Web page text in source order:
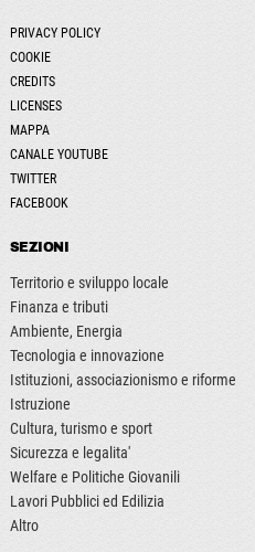
PRIVACY POLICY
COOKIE
CREDITS
LICENSES
MAPPA
CANALE YOUTUBE
TWITTER
FACEBOOK
SEZIONI
Territorio e sviluppo locale
Finanza e tributi
Ambiente, Energia
Tecnologia e innovazione
Istituzioni, associazionismo e riforme
Istruzione
Cultura, turismo e sport
Sicurezza e legalita'
Welfare e Politiche Giovanili
Lavori Pubblici ed Edilizia
Altro